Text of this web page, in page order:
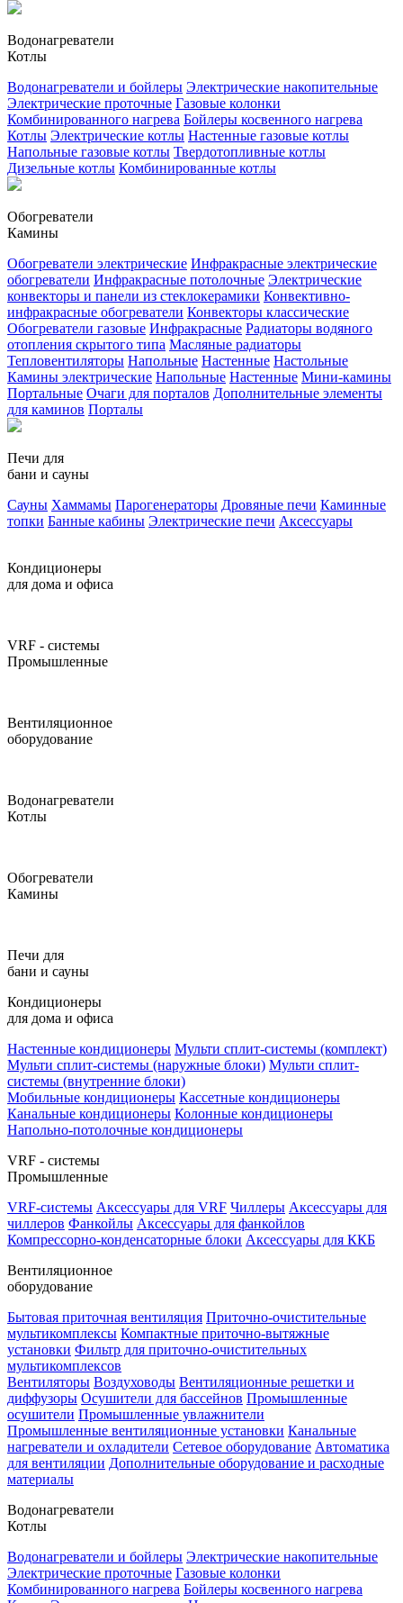
Водонагреватели
Котлы
Водонагреватели и бойлеры Электрические накопительные
Электрические проточные Газовые колонки
Комбинированного нагрева Бойлеры косвенного нагрева
Котлы Электрические котлы Настенные газовые котлы
Напольные газовые котлы Твердотопливные котлы
Дизельные котлы Комбинированные котлы
Обогреватели
Камины
Обогреватели электрические Инфракрасные электрические
обогреватели Инфракрасные потолочные Электрические
конвекторы и панели из стеклокерамики Конвективно-
инфракрасные обогреватели Конвекторы классические
Обогреватели газовые Инфракрасные Радиаторы водяного
отопления скрытого типа Масляные радиаторы
Тепловентиляторы Напольные Настенные Настольные
Камины электрические Напольные Настенные Мини-камины
Портальные Очаги для порталов Дополнительные элементы
для каминов Порталы
Печи для
бани и сауны
Сауны Хаммамы Парогенераторы Дровяные печи Каминные
топки Банные кабины Электрические печи Аксессуары
Кондиционеры
для дома и офиса
VRF - системы
Промышленные
Вентиляционное
оборудование
Водонагреватели
Котлы
Обогреватели
Камины
Печи для
бани и сауны
Кондиционеры
для дома и офиса
Настенные кондиционеры Мульти сплит-системы (комплект)
Мульти сплит-системы (наружные блоки) Мульти сплит-
системы (внутренние блоки)
Мобильные кондиционеры Кассетные кондиционеры
Канальные кондиционеры Колонные кондиционеры
Напольно-потолочные кондиционеры
VRF - системы
Промышленные
VRF-системы Аксессуары для VRF Чиллеры Аксессуары для
чиллеров Фанкойлы Аксессуары для фанкойлов
Компрессорно-конденсаторные блоки Аксессуары для ККБ
Вентиляционное
оборудование
Бытовая приточная вентиляция Приточно-очистительные
мультикомплексы Компактные приточно-вытяжные
установки Фильтр для приточно-очистительных
мультикомплексов
Вентиляторы Воздуховоды Вентиляционные решетки и
диффузоры Осушители для бассейнов Промышленные
осушители Промышленные увлажнители
Промышленные вентиляционные установки Канальные
нагреватели и охладители Сетевое оборудование Автоматика
для вентиляции Дополнительные оборудование и расходные
материалы
Водонагреватели
Котлы
Водонагреватели и бойлеры Электрические накопительные
Электрические проточные Газовые колонки
Комбинированного нагрева Бойлеры косвенного нагрева